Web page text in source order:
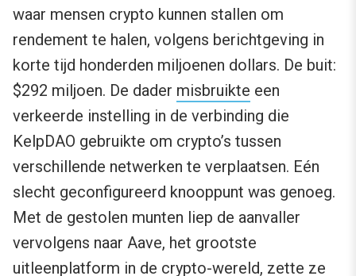
waar mensen crypto kunnen stallen om
rendement te halen, volgens berichtgeving in
korte tijd honderden miljoenen dollars. De buit:
$292 miljoen. De dader misbruikte een
verkeerde instelling in de verbinding die
KelpDAO gebruikte om crypto’s tussen
verschillende netwerken te verplaatsen. Eén
slecht geconfigureerd knooppunt was genoeg.
Met de gestolen munten liep de aanvaller
vervolgens naar Aave, het grootste
uitleenplatform in de crypto-wereld, zette ze